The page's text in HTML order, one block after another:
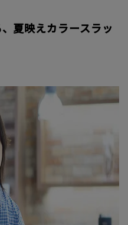
夏映えカラースラッ